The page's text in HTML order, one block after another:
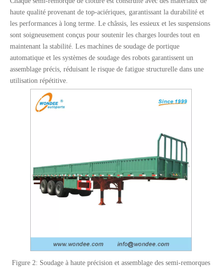
haute qualité provenant de top-aciériques, garantissant la durabilité et
les performances à long terme. Le châssis, les essieux et les suspensions
sont soigneusement conçus pour soutenir les charges lourdes tout en
maintenant la stabilité. Les machines de soudage de portique
automatique et les systèmes de soudage des robots garantissent un
assemblage précis, réduisant le risque de fatigue structurelle dans une
utilisation répétitive.
Figure 2: Soudage à haute précision et assemblage des semi-remorques